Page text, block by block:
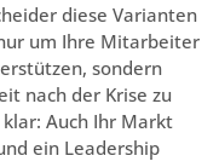
diese Varianten
um Ihre Mitarbeiter
sondern
nach der Krise zu
Auch Ihr Markt
ein Leadership